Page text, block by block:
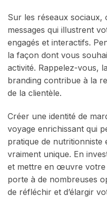
Sur les réseaux sociaux,
messages qui illustrent
engagés et interactifs.
la façon dont vous
activité. Rappelez-vous,
branding contribue à la
de la clientèle.
Créer une identité de
voyage enrichissant qui
pratique de nutritionniste
vraiment unique. En
et mettre en œuvre
porte à de nombreuses
de réfléchir et d’élargir